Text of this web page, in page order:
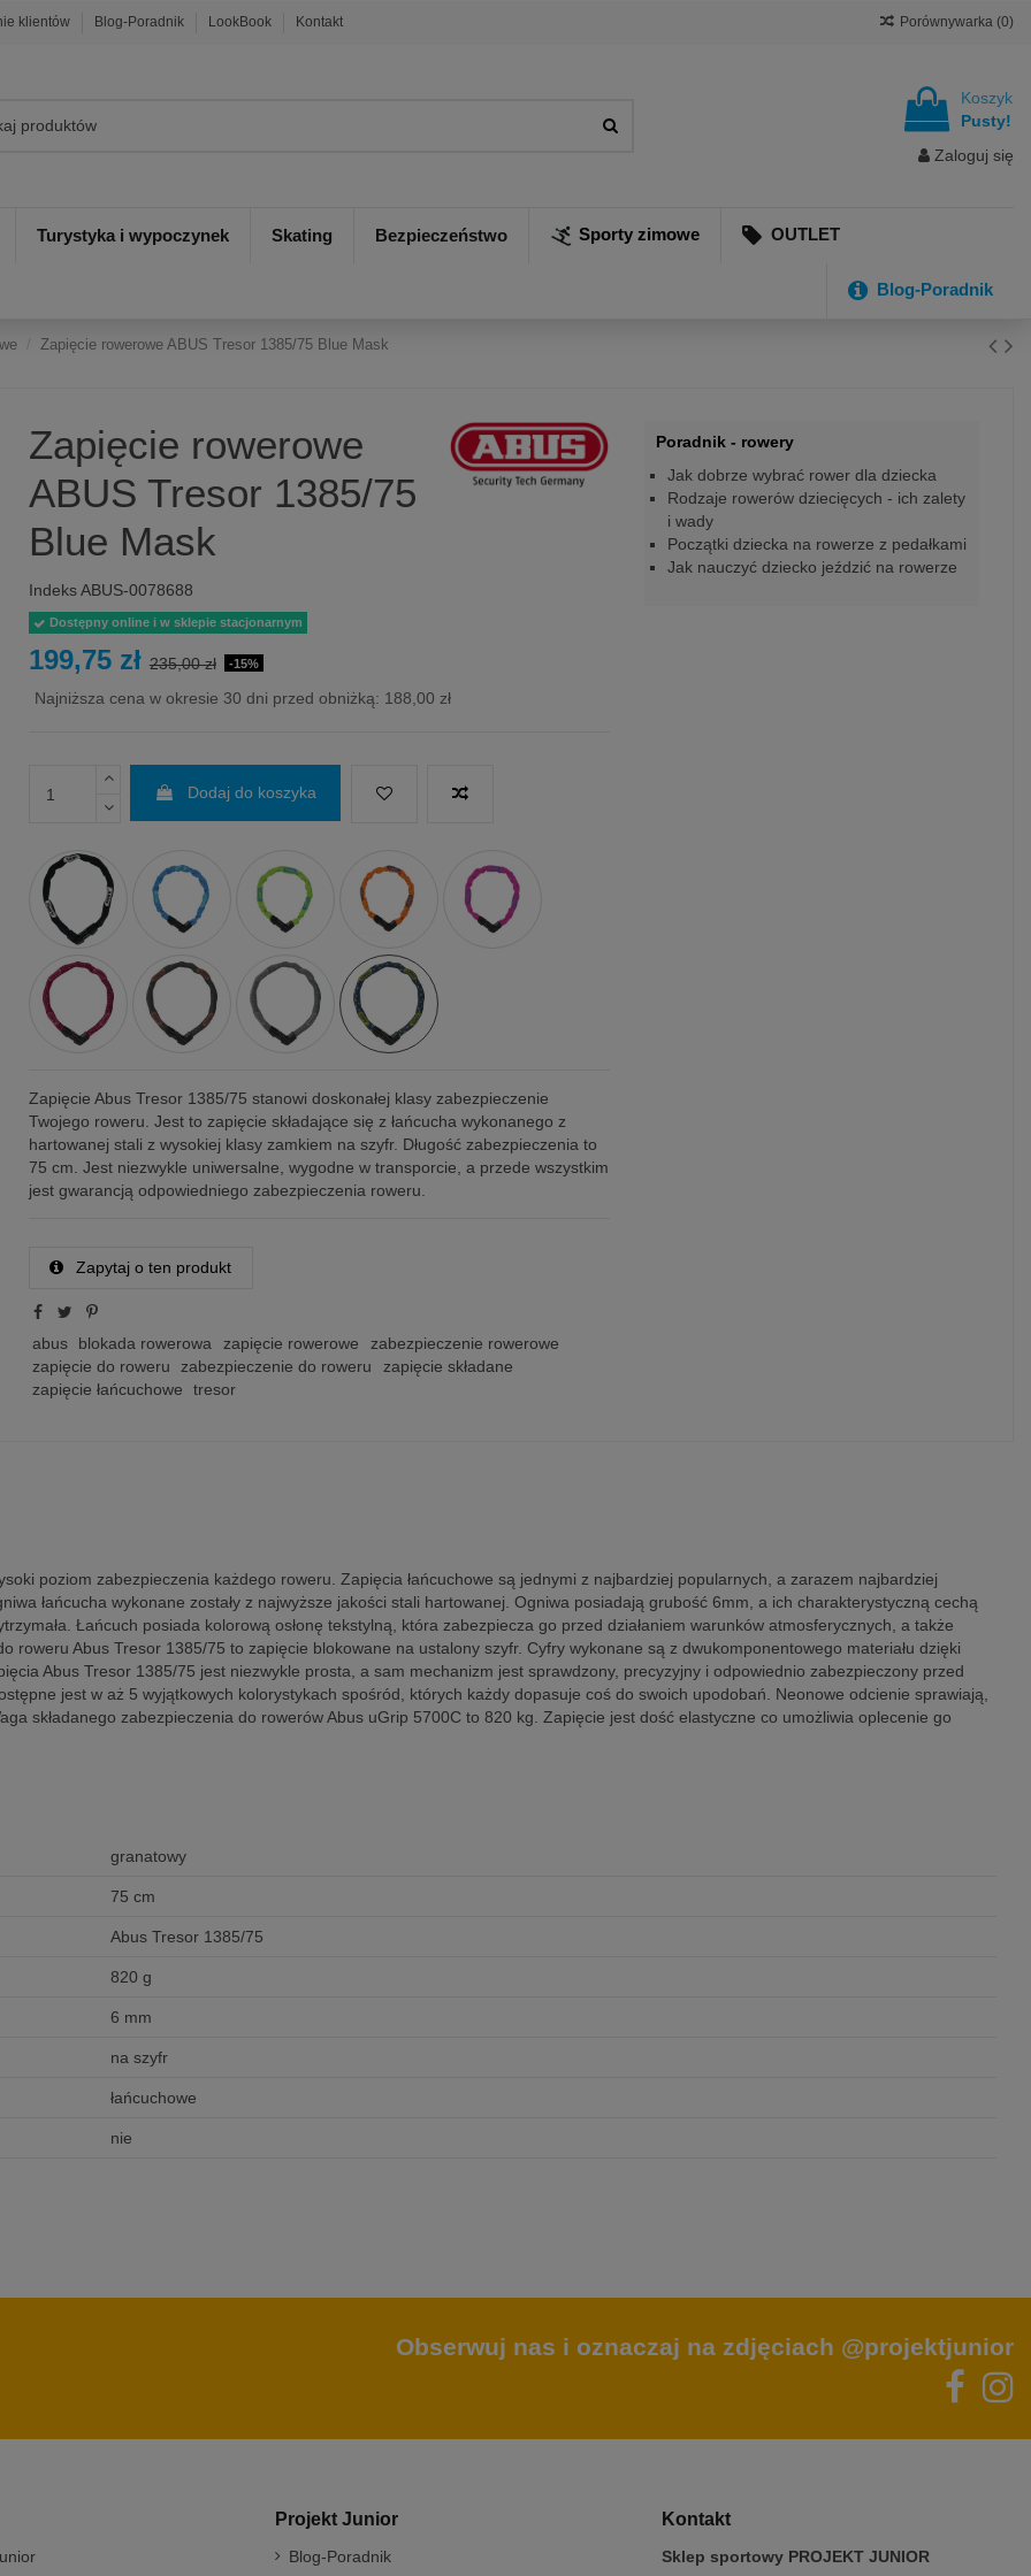
klientów Blog-Poradnik LookBook Kontakt Porównywarka (0)
Koszyk
Pusty!
Zaloguj się
Turystyka i wypoczynek Skating Bezpieczeństwo Sporty zimowe OUTLET
Blog-Poradnik
Zapięcie rowerowe ABUS Tresor 1385/75 Blue Mask
Zapięcie rowerowe
ABUS Tresor 1385/75
Blue Mask
IndeksABUS-0078688
Dostępny online i w sklepie stacjonarnym
199,75 zł 235,00 zł -15%
Najniższa cena w okresie 30 dni przed obniżką: 188,00 zł
Dodaj do koszyka
Zapięcie Abus Tresor 1385/75 stanowi doskonałej klasy zabezpieczenie
Twojego roweru. Jest to zapięcie składające się z łańcucha wykonanego z
hartowanej stali z wysokiej klasy zamkiem na szyfr. Długość zabezpieczenia to
75 cm. Jest niezwykle uniwersalne, wygodne w transporcie, a przede wszystkim
jest gwarancją odpowiedniego zabezpieczenia roweru.
Zapytaj o ten produkt
abus blokada rowerowa zapięcie rowerowe
zabezpieczenie rowerowe
zapięcie do roweru
zabezpieczenie do roweru
zapięcie składane
zapięcie łańcuchowe
tresor
Poradnik - rowery
Jak dobrze wybrać rower dla dziecka
Rodzaje rowerów dziecięcych - ich zalety
i wady
Początki dziecka na rowerze z pedałkami
Jak nauczyć dziecko jeździć na rowerze
poziom zabezpieczenia każdego roweru. Zapięcia łańcuchowe są jednymi z najbardziej popularnych, a zarazem najbardziej
łańcucha wykonane zostały z najwyższe jakości stali hartowanej. Ogniwa posiadają grubość 6mm, a ich charakterystyczną cechą
Łańcuch posiada kolorową osłonę tekstylną, która zabezpiecza go przed działaniem warunków atmosferycznych, a także
Abus Tresor 1385/75 to zapięcie blokowane na ustalony szyfr. Cyfry wykonane są z dwukomponentowego materiału dzięki
Abus Tresor 1385/75 jest niezwykle prosta, a sam mechanizm jest sprawdzony, precyzyjny i odpowiednio zabezpieczony przed
jest w aż 5 wyjątkowych kolorystykach spośród, których każdy dopasuje coś do swoich upodobań. Neonowe odcienie sprawiają,
składanego zabezpieczenia do rowerów Abus uGrip 5700C to 820 kg. Zapięcie jest dość elastyczne co umożliwia oplecenie go
granatowy
75 cm
Abus Tresor 1385/75
820 g
6 mm
na szyfr
łańcuchowe
nie
Obserwuj nas i oznaczaj na zdjęciach @projektjunior
Projekt Junior
Blog-Poradnik
Kontakt
Sklep sportowy PROJEKT JUNIOR